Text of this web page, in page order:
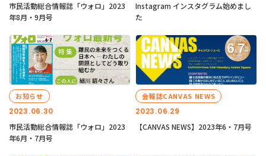
市民活動総合情報誌「ウォロ」2023
年8月・9月号
Instagram インスタグラム始めまし
た
2023.06.30
お知らせ
市民活動総合情報誌「ウォロ」2023
年6月・7月号
2023.06.29
会報誌CANVAS NEWS
【CANVAS NEWS】2023年6・7月号